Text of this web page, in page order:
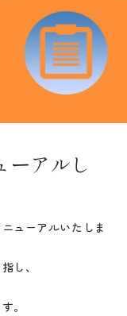
ーアルし
ューアルいたしま
し、
。